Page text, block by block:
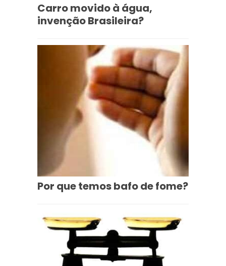
Carro movido à água,
invenção Brasileira?
Por que temos bafo de fome?